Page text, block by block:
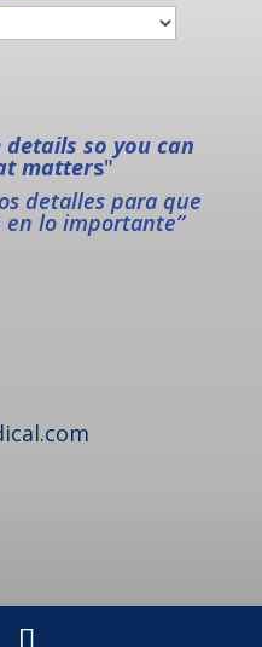
so you can
matters"
detalles para que
lo importante”